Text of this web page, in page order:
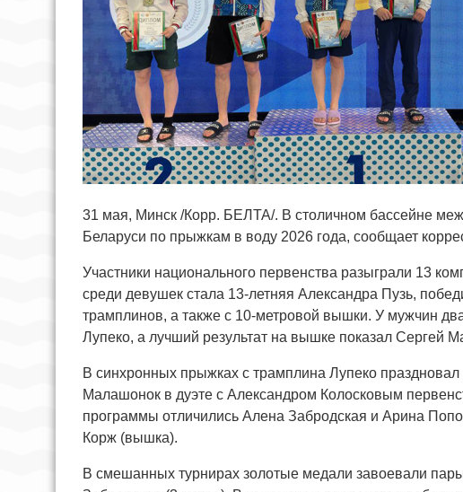
31 мая, Минск /Корр. БЕЛТА/. В столичном бассейне
Беларуси по прыжкам в воду 2026 года, сообщает
Участники национального первенства разыграли 13
среди девушек стала 13-летняя Александра Пузь,
трамплинов, а также с 10-метровой вышки. У мужчин
Лупеко, а лучший результат на вышке показал Сергей
В синхронных прыжках с трамплина Лупеко
Малашонок в дуэте с Александром Колосковым
программы отличились Алена Забродская и Арина
Корж (вышка).
В смешанных турнирах золотые медали завоевали